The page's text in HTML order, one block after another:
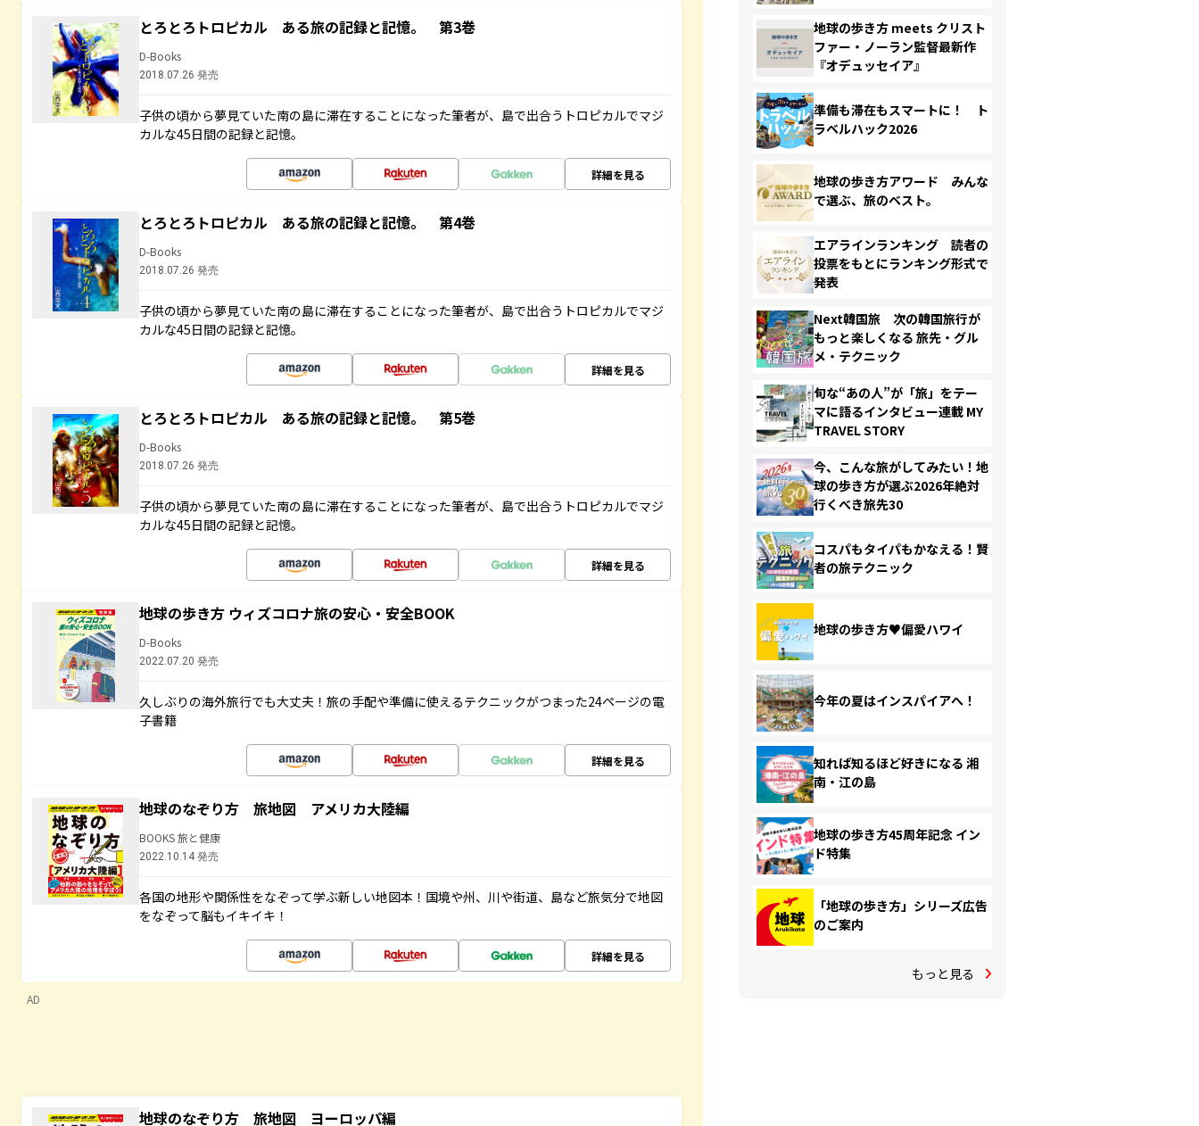
とろとろトロピカル ある旅の記録と記憶。 第3巻
D-Books
2018.07.26 発売
子供の頃から夢見ていた南の島に滞在することになった筆者が、島で出合うトロピカルでマジ
カルな45日間の記録と記憶。
詳細を見る
とろとろトロピカル ある旅の記録と記憶。 第4巻
D-Books
2018.07.26 発売
子供の頃から夢見ていた南の島に滞在することになった筆者が、島で出合うトロピカルでマジ
カルな45日間の記録と記憶。
詳細を見る
とろとろトロピカル ある旅の記録と記憶。 第5巻
D-Books
2018.07.26 発売
子供の頃から夢見ていた南の島に滞在することになった筆者が、島で出合うトロピカルでマジ
カルな45日間の記録と記憶。
詳細を見る
地球の歩き方 ウィズコロナ旅の安心・安全BOOK
D-Books
2022.07.20 発売
久しぶりの海外旅行でも大丈夫！旅の手配や準備に使えるテクニックがつまった24ページの電
子書籍
詳細を見る
地球のなぞり方 旅地図 アメリカ大陸編
BOOKS 旅と健康
2022.10.14 発売
各国の地形や関係性をなぞって学ぶ新しい地図本！国境や州、川や街道、島など旅気分で地図
をなぞって脳もイキイキ！
詳細を見る
AD
地球のなぞり方 旅地図 ヨーロッパ編
地球の歩き方 meets クリスト
ファー・ノーラン監督最新作
『オデュッセイア』
準備も滞在もスマートに！ ト
ラベルハック2026
地球の歩き方アワード みんな
で選ぶ、旅のベスト。
エアラインランキング 読者の
投票をもとにランキング形式で
発表
Next韓国旅 次の韓国旅行が
もっと楽しくなる 旅先・グル
メ・テクニック
旬な“あの人”が「旅」をテー
マに語るインタビュー連載 MY
TRAVEL STORY
今、こんな旅がしてみたい！地
球の歩き方が選ぶ2026年絶対
行くべき旅先30
コスパもタイパもかなえる！賢
者の旅テクニック
地球の歩き方♥偏愛ハワイ
今年の夏はインスパイアへ！
知れば知るほど好きになる 湘
南・江の島
地球の歩き方45周年記念 イン
ド特集
「地球の歩き方」シリーズ広告
のご案内
もっと見る